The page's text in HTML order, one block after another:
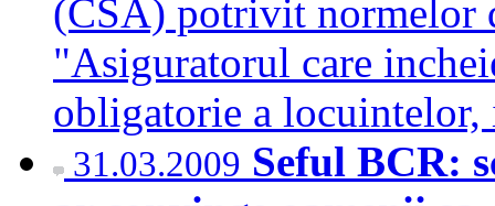
(CSA) potrivit normelor
"Asiguratorul care
obligatorie a
31.03.2009 Seful BCR: